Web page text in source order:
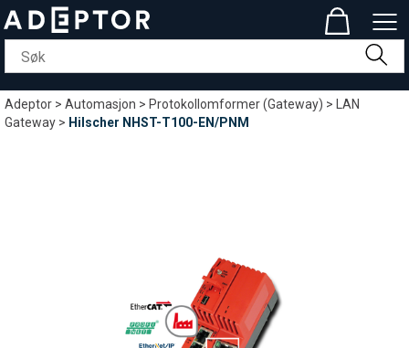
Adeptor>Automasjon>Protokollomformer (Gateway)>
LAN
Gateway> Hilscher NHST-T100-EN/PNM